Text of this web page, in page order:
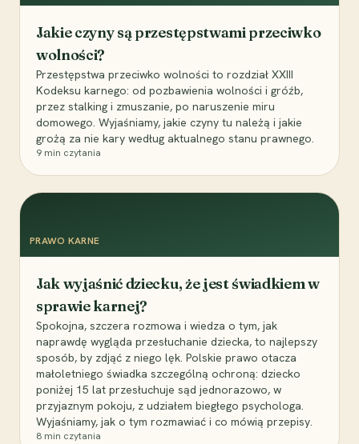
Jakie czyny są przestępstwami przeciwko
wolności?
Przestępstwa przeciwko wolności to rozdział XXIII
Kodeksu karnego: od pozbawienia wolności i gróźb,
przez stalking i zmuszanie, po naruszenie miru
domowego. Wyjaśniamy, jakie czyny tu należą i jakie
grożą za nie kary według aktualnego stanu prawnego.
9 min czytania
PRAWO KARNE
Jak wyjaśnić dziecku, że jest świadkiem w
sprawie karnej?
Spokojna, szczera rozmowa i wiedza o tym, jak
naprawdę wygląda przesłuchanie dziecka, to najlepszy
sposób, by zdjąć z niego lęk. Polskie prawo otacza
małoletniego świadka szczególną ochroną: dziecko
poniżej 15 lat przesłuchuje sąd jednorazowo, w
przyjaznym pokoju, z udziałem biegłego psychologa.
Wyjaśniamy, jak o tym rozmawiać i co mówią przepisy.
8 min czytania